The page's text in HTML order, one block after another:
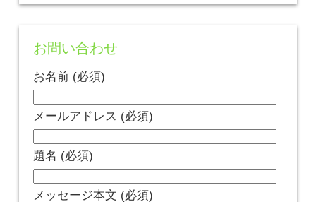
お問い合わせ
お名前 (必須)
メールアドレス (必須)
題名 (必須)
メッセージ本文 (必須)